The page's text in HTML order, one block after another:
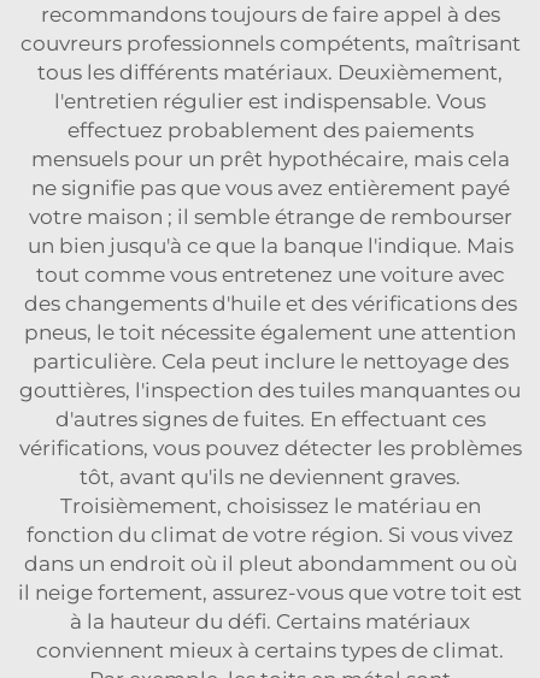
recommandons toujours de faire appel à des
couvreurs professionnels compétents, maîtrisant
tous les différents matériaux. Deuxièmement,
l'entretien régulier est indispensable. Vous
effectuez probablement des paiements
mensuels pour un prêt hypothécaire, mais cela
ne signifie pas que vous avez entièrement payé
votre maison ; il semble étrange de rembourser
un bien jusqu'à ce que la banque l'indique. Mais
tout comme vous entretenez une voiture avec
des changements d'huile et des vérifications des
pneus, le toit nécessite également une attention
particulière. Cela peut inclure le nettoyage des
gouttières, l'inspection des tuiles manquantes ou
d'autres signes de fuites. En effectuant ces
vérifications, vous pouvez détecter les problèmes
tôt, avant qu'ils ne deviennent graves.
Troisièmement, choisissez le matériau en
fonction du climat de votre région. Si vous vivez
dans un endroit où il pleut abondamment ou où
il neige fortement, assurez-vous que votre toit est
à la hauteur du défi. Certains matériaux
conviennent mieux à certains types de climat.